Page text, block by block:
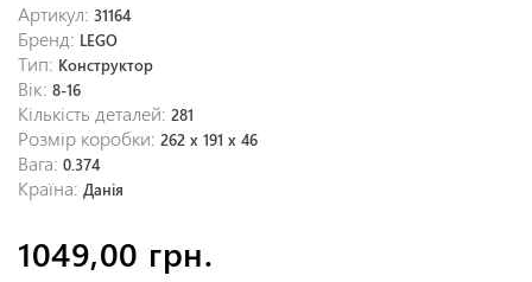
Артикул: 31164
Бренд: LEGO
Тип: Конструктор
Вік: 8-16
Кількість деталей: 281
Розмір коробки: 262 x 191 x 46
Вага: 0.374
Країна: Данія
1049,00 грн.